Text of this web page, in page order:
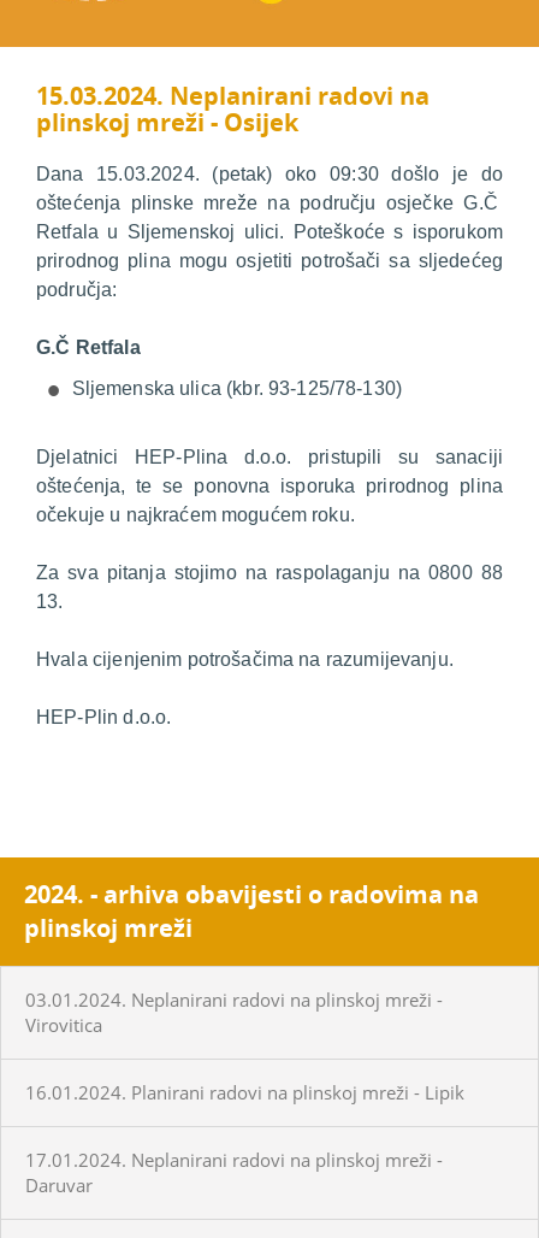
15.03.2024. Neplanirani radovi na
plinskoj mreži - Osijek
Dana 15.03.2024. (petak) oko 09:30 došlo je do
oštećenja plinske mreže na području osječke G.Č
Retfala u Sljemenskoj ulici. Poteškoće s isporukom
prirodnog plina mogu osjetiti potrošači sa sljedećeg
područja:
G.Č Retfala
Sljemenska ulica (kbr. 93-125/78-130)
Djelatnici HEP-Plina d.o.o. pristupili su sanaciji
oštećenja, te se ponovna isporuka prirodnog plina
očekuje u najkraćem mogućem roku.
Za sva pitanja stojimo na raspolaganju na 0800 88
13.
Hvala cijenjenim potrošačima na razumijevanju.
HEP-Plin d.o.o.
2024. - arhiva obavijesti o radovima na
plinskoj mreži
03.01.2024. Neplanirani radovi na plinskoj mreži -
Virovitica
16.01.2024. Planirani radovi na plinskoj mreži - Lipik
17.01.2024. Neplanirani radovi na plinskoj mreži -
Daruvar